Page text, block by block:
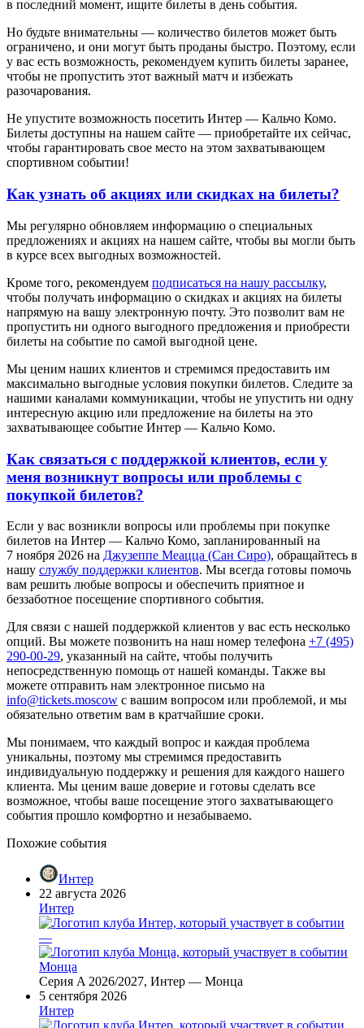
в последний момент, ищите билеты в день события.
Но будьте внимательны — количество билетов может быть
ограничено, и они могут быть проданы быстро. Поэтому, если
у вас есть возможность, рекомендуем купить билеты заранее,
чтобы не пропустить этот важный матч и избежать
разочарования.
Не упустите возможность посетить Интер — Кальчо Комо.
Билеты доступны на нашем сайте — приобретайте их сейчас,
чтобы гарантировать свое место на этом захватывающем
спортивном событии!
Как узнать об акциях или скидках на билеты?
Мы регулярно обновляем информацию о специальных
предложениях и акциях на нашем сайте, чтобы вы могли быть
в курсе всех выгодных возможностей.
Кроме того, рекомендуем подписаться на нашу рассылку,
чтобы получать информацию о скидках и акциях на билеты
напрямую на вашу электронную почту. Это позволит вам не
пропустить ни одного выгодного предложения и приобрести
билеты на событие по самой выгодной цене.
Мы ценим наших клиентов и стремимся предоставить им
максимально выгодные условия покупки билетов. Следите за
нашими каналами коммуникации, чтобы не упустить ни одну
интересную акцию или предложение на билеты на это
захватывающее событие Интер — Кальчо Комо.
Как связаться с поддержкой клиентов, если у
меня возникнут вопросы или проблемы с
покупкой билетов?
Если у вас возникли вопросы или проблемы при покупке
билетов на Интер — Кальчо Комо, запланированный на
7 ноября 2026 на Джузеппе Меацца (Сан Сиро), обращайтесь в
нашу службу поддержки клиентов. Мы всегда готовы помочь
вам решить любые вопросы и обеспечить приятное и
беззаботное посещение спортивного события.
Для связи с нашей поддержкой клиентов у вас есть несколько
опций. Вы можете позвонить на наш номер телефона +7 (495)
290-00-29, указанный на сайте, чтобы получить
непосредственную помощь от нашей команды. Также вы
можете отправить нам электронное письмо на
info@tickets.moscow с вашим вопросом или проблемой, и мы
обязательно ответим вам в кратчайшие сроки.
Мы понимаем, что каждый вопрос и каждая проблема
уникальны, поэтому мы стремимся предоставить
индивидуальную поддержку и решения для каждого нашего
клиента. Мы ценим ваше доверие и готовы сделать все
возможное, чтобы ваше посещение этого захватывающего
события прошло комфортно и незабываемо.
Похожие события
Интер
22 августа 2026
Интер
—
Монца
Серия A 2026/2027, Интер — Монца
5 сентября 2026
Интер